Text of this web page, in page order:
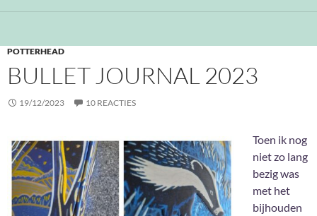
POTTERHEAD
BULLET JOURNAL 2023
19/12/2023 10 REACTIES
Toen ik nog
niet zo lang
bezig was
met het
bijhouden